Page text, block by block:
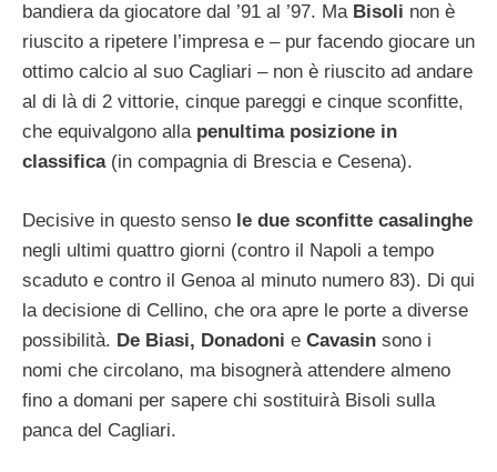
bandiera da giocatore dal ’91 al ’97. Ma Bisoli non è
riuscito a ripetere l’impresa e – pur facendo giocare un
ottimo calcio al suo Cagliari – non è riuscito ad andare
al di là di 2 vittorie, cinque pareggi e cinque sconfitte,
che equivalgono alla penultima posizione in
classifica(in compagnia di Brescia e Cesena).
Decisive in questo senso le due sconfitte casalinghe
negli ultimi quattro giorni (contro il Napoli a tempo
scaduto e contro il Genoa al minuto numero 83). Di qui
la decisione di Cellino, che ora apre le porte a diverse
possibilità. De Biasi, Donadoni e Cavasin sono i
nomi che circolano, ma bisognerà attendere almeno
fino a domani per sapere chi sostituirà Bisoli sulla
panca del Cagliari.